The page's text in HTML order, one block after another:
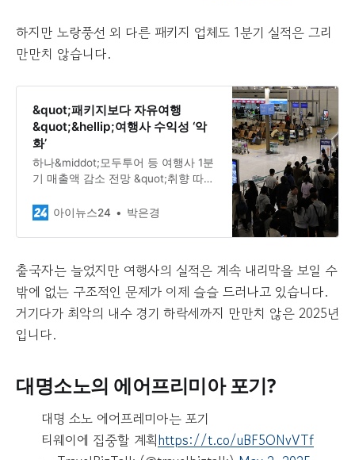
하지만 노랑풍선 외 다른 패키지 업체도 1분기 실적은 그리
만만치 않습니다.
&quot;패키지보다 자유여행
&quot;&hellip;여행사 수익성 ‘악
화’
하나&middot;모두투어 등 여행사 1분
기 매출액 감소 전망 &quot;취향 따라
파구 마련 해외여행 수요는 늘어나고
을 원하는 여행객이 늘며 패키지 수요
상승이 겹치며 수익성이 개선되지 않
고 있어서다. 5일 네이버가 제공한 증
권가 컨센서스에 따르면, 증권사들은
하나투어의 1분기 매출액을 1598억원
으로 예상했다. 전년 동기(1833억
원) 대비 58.2% 감소한 126억원에 그
아이뉴스24 박은경
출국자는 늘었지만 여행사의 실적은 계속 내리막을 보일 수
밖에 없는 구조적인 문제가 이제 슬슬 드러나고 있습니다.
거기다가 최악의 내수 경기 하락세까지 만만치 않은 2025년
입니다.
대명소노의 에어프리미아 포기?
대명 소노 에어프레미아는 포기
티웨이에 집중할 계획https://t.co/uBF5ONvVTf